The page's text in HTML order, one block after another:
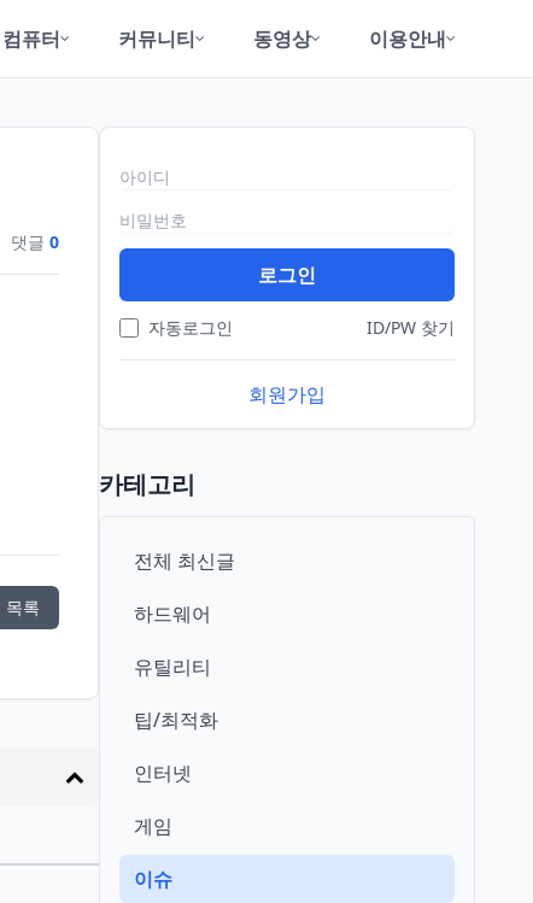
컴퓨터 커뮤니티 동영상 이용안내
댓글 0
목록
아이디
비밀번호
로그인
자동로그인 ID/PW 찾기
회원가입
카테고리
전체 최신글
하드웨어
유틸리티
팁/최적화
인터넷
게임
이슈